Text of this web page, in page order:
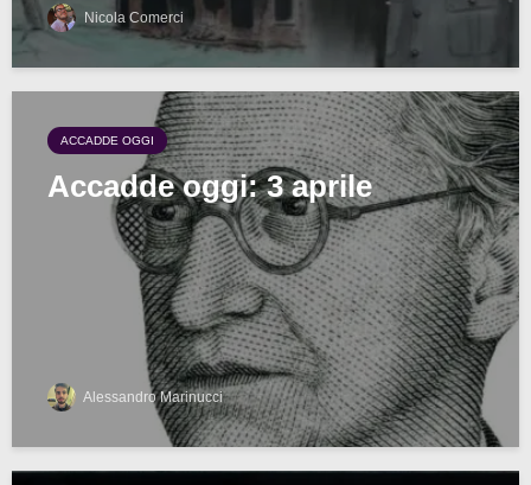
Nicola Comerci
ACCADDE OGGI
Accadde oggi: 3 aprile
Alessandro Marinucci